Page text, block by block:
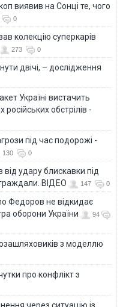
виявив на Сонці те, чого
0
колекцію суперкарів
273 0
двічі, – дослідження
Україні вистачить
обстрілів -
під час подорожі -
130 0
від удару блискавки під
ВІДЕО
147 0
Федоров не відкидає
оборони України
94
з моделлю
про конфлікт з
через ситуацію із